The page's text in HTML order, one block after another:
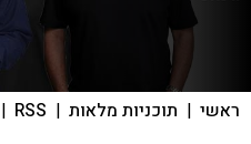
ראשי | תוכניות מלאות |
RSS
|